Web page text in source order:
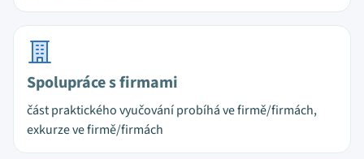
Spolupráce s firmami
část praktického vyučování probíhá ve firmě/firmách,
exkurze ve firmě/firmách